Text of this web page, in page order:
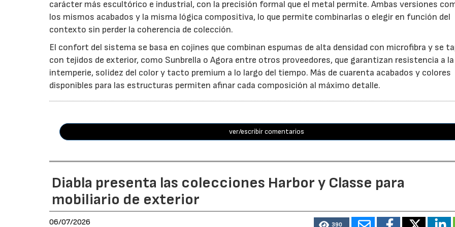
carácter más escultórico e industrial, con la precisión formal que el metal permite. Ambas versiones
los mismos acabados y la misma lógica compositiva, lo que permite combinarlas o elegir en función del
contexto sin perder la coherencia de colección.
El confort del sistema se basa en cojines que combinan espumas de alta densidad con microfibra y se
con tejidos de exterior, como Sunbrella o Agora entre otros proveedores, que garantizan resistencia a la
intemperie, solidez del color y tacto premium a lo largo del tiempo. Más de cuarenta acabados y colores
disponibles para las estructuras permiten afinar cada composición al máximo detalle.
ver/escribir comentarios
Diabla presenta las colecciones Harbor y Classe para
mobiliario de exterior
06/07/2026 390